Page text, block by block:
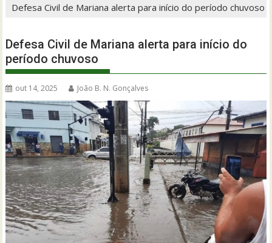
Defesa Civil de Mariana alerta para início do período chuvoso
Defesa Civil de Mariana alerta para início do
período chuvoso
out 14, 2025 João B. N. Gonçalves